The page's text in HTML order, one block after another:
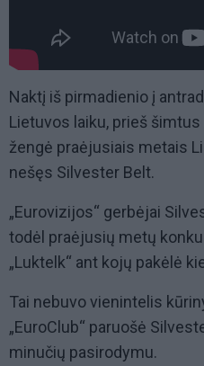
Naktį iš pirmadienio į
Lietuvos laiku, prieš
žengė praėjusiais metais
nešęs Silvester Belt.
„Eurovizijos“ gerbėjai
todėl praėjusių metų
„Luktelk“ ant kojų pakėlė
Tai nebuvo vienintelis
„EuroClub“ paruošė
minučių pasirodymu.